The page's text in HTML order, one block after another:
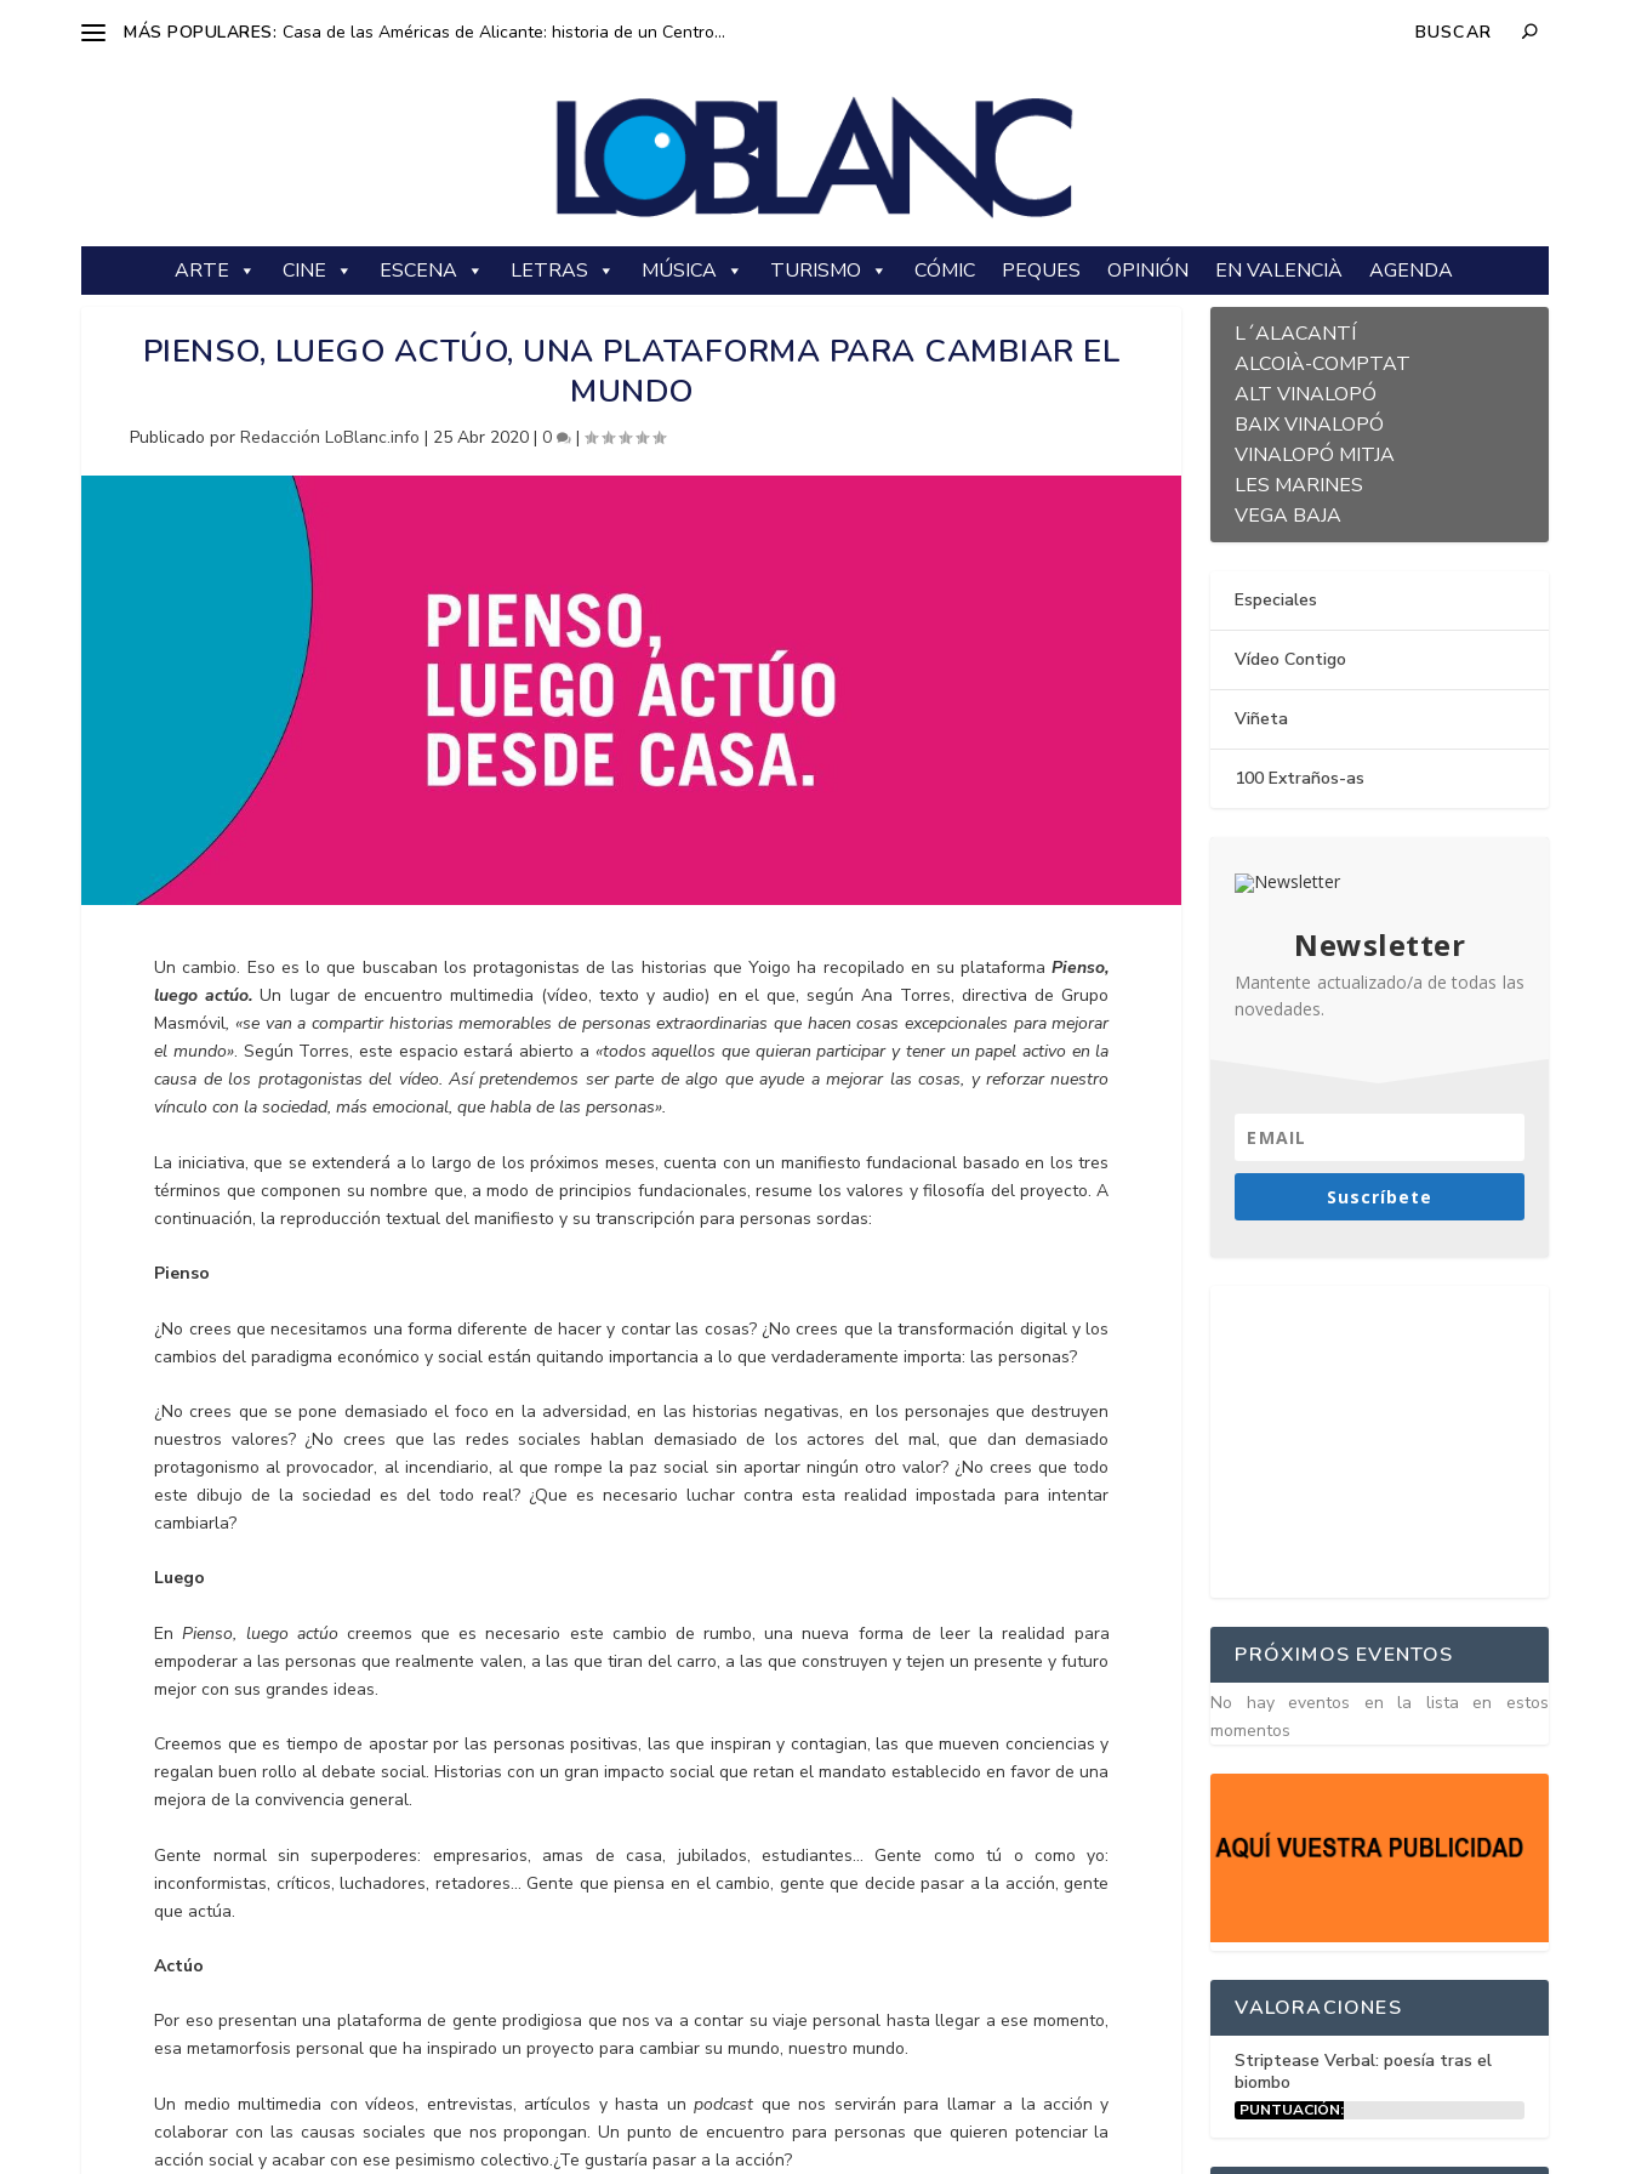
MÁS POPULARES: Casa de las Américas de Alicante: historia de un Centro...
ARTE CINE ESCENA LETRAS MÚSICA TURISMO CÓMIC PEQUES OPINIÓN EN VALENCIÀ AGENDA
PIENSO, LUEGO ACTÚO, UNA PLATAFORMA PARA CAMBIAR EL
MUNDO
Publicado porRedacción LoBlanc.info | 25 Abr 2020 |0 |
Un cambio. Eso es lo que buscaban los protagonistas de las historias que Yoigo ha recopilado en su plataformaPienso,
luego actúo. Un lugar de encuentro multimedia (vídeo, texto y audio) en el que, según Ana Torres, directiva de Grupo
Masmóvil, «se van a compartir historias memorables de personas extraordinarias que hacen cosas excepcionales para mejorar
el mundo». Según Torres, este espacio estará abierto a «todos aquellos que quieran participar y tener un papel activo en la
causa de los protagonistas del vídeo. Así pretendemos ser parte de algo que ayude a mejorar las cosas, y reforzar nuestro
vínculo con la sociedad, más emocional, que habla de las personas».
La iniciativa, que se extenderá a lo largo de los próximos meses, cuenta con un manifiesto fundacional basado en los tres
términos que componen su nombre que, a modo de principios fundacionales, resume los valores y filosofía del proyecto. A
continuación, la reproducción textual del manifiesto y su transcripción para personas sordas:
Pienso
¿No crees que necesitamos una forma diferente de hacer y contar las cosas? ¿No crees que la transformación digital y los
cambios del paradigma económico y social están quitando importancia a lo que verdaderamente importa: las personas?
¿No crees que se pone demasiado el foco en la adversidad, en las historias negativas, en los personajes que destruyen
nuestros valores? ¿No crees que las redes sociales hablan demasiado de los actores del mal, que dan demasiado
protagonismo al provocador, al incendiario, al que rompe la paz social sin aportar ningún otro valor? ¿No crees que todo
este dibujo de la sociedad es del todo real? ¿Que es necesario luchar contra esta realidad impostada para intentar
cambiarla?
Luego
EnPienso, luego actúo creemos que es necesario este cambio de rumbo, una nueva forma de leer la realidad para
empoderar a las personas que realmente valen, a las que tiran del carro, a las que construyen y tejen un presente y futuro
mejor con sus grandes ideas.
Creemos que es tiempo de apostar por las personas positivas, las que inspiran y contagian, las que mueven conciencias y
regalan buen rollo al debate social. Historias con un gran impacto social que retan el mandato establecido en favor de una
mejora de la convivencia general.
Gente normal sin superpoderes: empresarios, amas de casa, jubilados, estudiantes… Gente como tú o como yo:
inconformistas, críticos, luchadores, retadores… Gente que piensa en el cambio, gente que decide pasar a la acción, gente
que actúa.
Actúo
Por eso presentan una plataforma de gente prodigiosa que nos va a contar su viaje personal hasta llegar a ese momento,
esa metamorfosis personal que ha inspirado un proyecto para cambiar su mundo, nuestro mundo.
Un medio multimedia con vídeos, entrevistas, artículos y hasta unpodcastque nos servirán para llamar a la acción y
colaborar con las causas sociales que nos propongan. Un punto de encuentro para personas que quieren potenciar la
acción social y acabar con ese pesimismo colectivo.¿Te gustaría pasar a la acción?
L´ALACANTÍ
ALCOIÀ-COMPTAT
ALT VINALOPÓ
BAIX VINALOPÓ
VINALOPÓ MITJA
LES MARINES
VEGA BAJA
Especiales
Vídeo Contigo
Viñeta
100 Extraños-as
Newsletter
Mantente actualizado/a de todas las
novedades.
Suscríbete
PRÓXIMOS EVENTOS
No hay eventos en la lista en estos
momentos
VALORACIONES
Striptease Verbal: poesía tras el
biombo
PUNTUACIÓN: